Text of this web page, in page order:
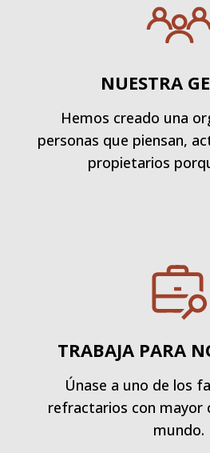
NUESTRA
Hemos creado una
personas que piensan,
propietarios
TRABAJA PARA
Únase a uno de los
refractarios con mayor
mundo.